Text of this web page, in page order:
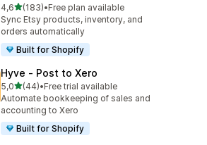
4,65 yıldız üzerinden
(183)
toplam 183 değerlendirme
•Free plan available
Sync Etsy products, inventory, and
orders automatically
Built for Shopify
Hyve ‑ Post to Xero
5,05 yıldız üzerinden
(44)
toplam 44 değerlendirme
•Free trial available
Automate bookkeeping of sales and
accounting to Xero
Built for Shopify